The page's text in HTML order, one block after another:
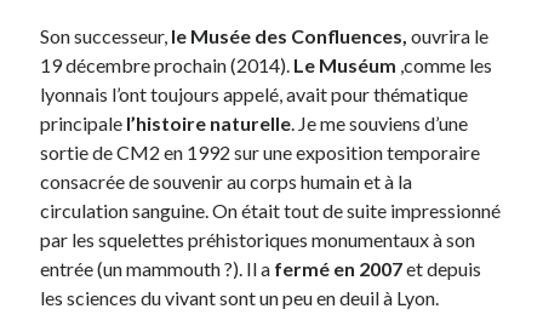
Son successeur, le Musée des Confluences, ouvrira le
19 décembre prochain (2014). Le Muséum ,comme les
lyonnais l’ont toujours appelé, avait pour thématique
principale l’histoire naturelle . Je me souviens d’une
sortie de CM2 en 1992 sur une exposition temporaire
consacrée de souvenir au corps humain et à la
circulation sanguine. On était tout de suite impressionné
par les squelettes préhistoriques monumentaux à son
entrée (un mammouth ?). Il a fermé en 2007et depuis
les sciences du vivant sont un peu en deuil à Lyon.